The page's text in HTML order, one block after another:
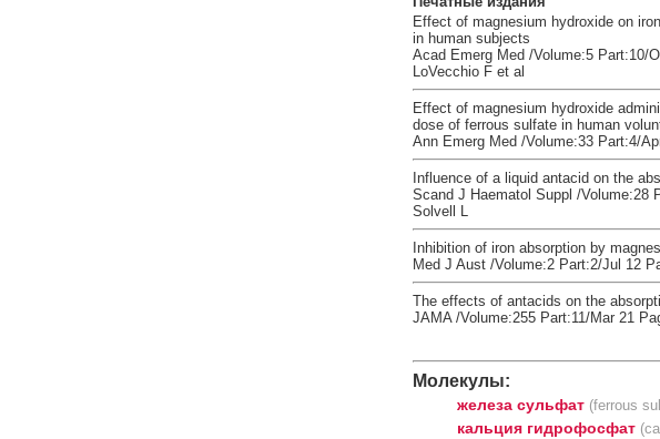
Effect of magnesium hydroxide on
in human subjects
Acad Emerg Med /Volume:5 Part:10/
LoVecchio F et al
Effect of magnesium hydroxide
dose of ferrous sulfate in human
Ann Emerg Med /Volume:33 Part:4/
Influence of a liquid antacid on the
Scand J Haematol Suppl /Volume:28
Solvell L
Inhibition of iron absorption by
Med J Aust /Volume:2 Part:2/Jul 12
The effects of antacids on the
JAMA /Volume:255 Part:11/Mar 21
Молекулы:
железа сульфат (ferrous
кальция гидрофосфат